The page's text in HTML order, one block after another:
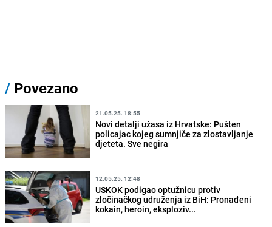
/ Povezano
21.05.25. 18:55
Novi detalji užasa iz Hrvatske: Pušten
policajac kojeg sumnjiče za zlostavljanje
djeteta. Sve negira
12.05.25. 12:48
USKOK podigao optužnicu protiv
zločinačkog udruženja iz BiH: Pronađeni
kokain, heroin, eksploziv...